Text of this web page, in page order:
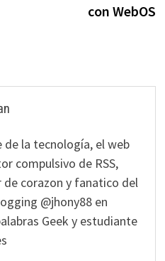
con WebOS
de la tecnología, el web
compulsivo de RSS,
de corazon y fanatico del
@jhony88 en
Geek y estudiante